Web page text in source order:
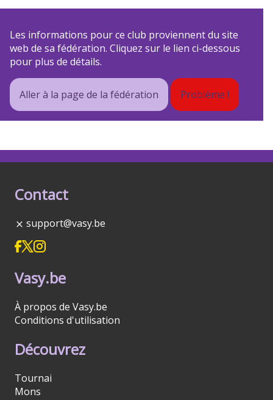
Les informations pour ce club proviennent du site
web de sa fédération. Cliquez sur le lien ci-dessous
pour plus de détails.
Aller à la page de la fédération Problème !
Contact
support@vasy.be
Vasy.be
À propos de Vasy.be
Conditions d'utilisation
Découvrez
Tournai
Mons